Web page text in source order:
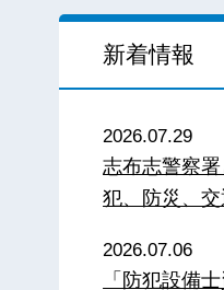
新着情報
2026.07.29
志布志警察
犯、防災、
2026.07.06
「防犯設備